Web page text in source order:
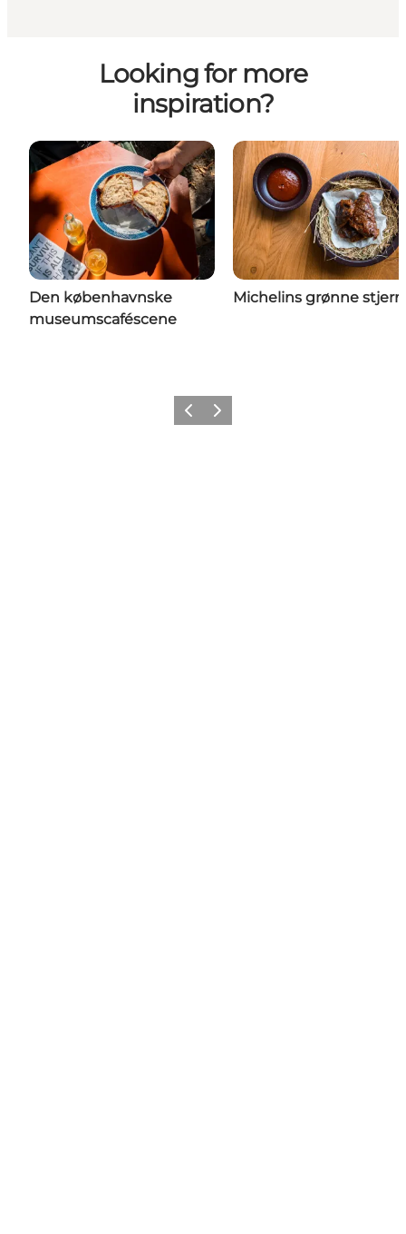
Looking for more
inspiration?
Den københavnske
museumscaféscene
Michelins grønne
ForrigeNæste